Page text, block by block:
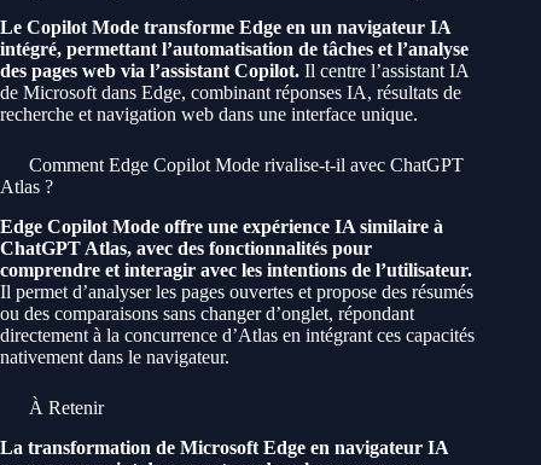
Le Copilot Mode transforme Edge en un navigateur IA
intégré, permettant l’automatisation de tâches et l’analyse
des pages web via l’assistant Copilot. Il centre l’assistant IA
de Microsoft dans Edge, combinant réponses IA, résultats de
recherche et navigation web dans une interface unique.
Comment Edge Copilot Mode rivalise-t-il avec ChatGPT
Atlas ?
Edge Copilot Mode offre une expérience IA similaire à
ChatGPT Atlas, avec des fonctionnalités pour
comprendre et interagir avec les intentions de l’utilisateur.
Il permet d’analyser les pages ouvertes et propose des résumés
ou des comparaisons sans changer d’onglet, répondant
directement à la concurrence d’Atlas en intégrant ces capacités
nativement dans le navigateur.
À Retenir
La transformation de Microsoft Edge en navigateur IA